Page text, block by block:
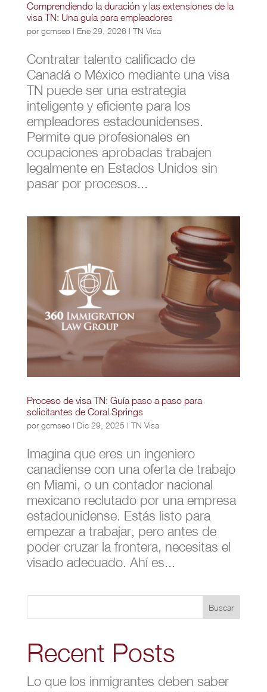
Comprendiendo la duración y las extensiones de la
visa TN: Una guía para empleadores
porgcmseo| Ene 29, 2026| TN Visa
Contratar talento calificado de
Canadá o México mediante una visa
TN puede ser una estrategia
inteligente y eficiente para los
empleadores estadounidenses.
Permite que profesionales en
ocupaciones aprobadas trabajen
legalmente en Estados Unidos sin
pasar por procesos...
Proceso de visa TN: Guía paso a paso para
solicitantes de Coral Springs
porgcmseo| Dic 29, 2025 | TN Visa
Imagina que eres un ingeniero
canadiense con una oferta de trabajo
en Miami, o un contador nacional
mexicano reclutado por una empresa
estadounidense. Estás listo para
empezar a trabajar, pero antes de
poder cruzar la frontera, necesitas el
visado adecuado. Ahí es...
Buscar
Recent Posts
Lo que los inmigrantes deben saber